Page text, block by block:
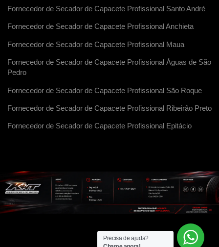
Fornecedor de Secador de Capacete Profissional Santo André
Fornecedor de Secador de Capacete Profissional Anchieta
Fornecedor de Secador de Capacete Profissional Maua
Fornecedor de Secador de Capacete Profissional Águas de São
Pedro
Fornecedor de Secador de Capacete Profissional São Roque
Fornecedor de Secador de Capacete Profissional Ribeirão Preto
Fornecedor de Secador de Capacete Profissional Epitácio
Precisa de ajuda?